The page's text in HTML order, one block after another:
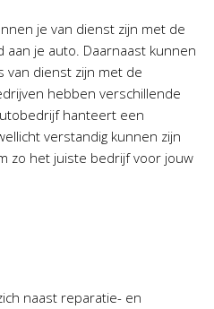
je van dienst zijn met de
je auto. Daarnaast kunnen
van dienst zijn met de
hebben verschillende
hanteert een
verstandig kunnen zijn
zo het juiste bedrijf voor jouw
naast reparatie- en